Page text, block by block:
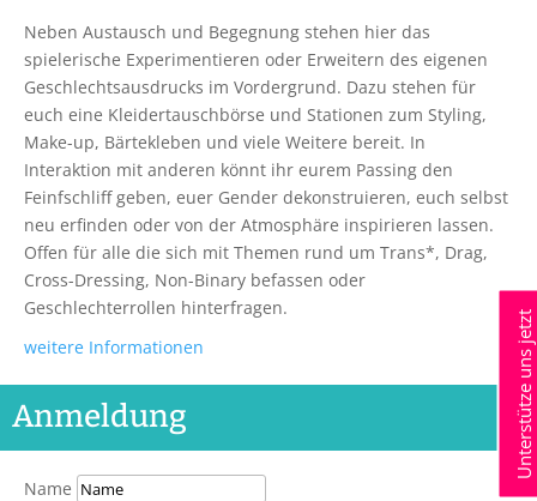
Neben Austausch und Begegnung stehen hier das
spielerische Experimentieren oder Erweitern des eigenen
Geschlechtsausdrucks im Vordergrund. Dazu stehen für
euch eine Kleidertauschbörse und Stationen zum Styling,
Make-up, Bärtekleben und viele Weitere bereit. In
Interaktion mit anderen könnt ihr eurem Passing den
Feinfschliff geben, euer Gender dekonstruieren, euch selbst
neu erfinden oder von der Atmosphäre inspirieren lassen.
Offen für alle die sich mit Themen rund um Trans*, Drag,
Cross-Dressing, Non-Binary befassen oder
Geschlechterrollen hinterfragen.
weitere Informationen
Anmeldung
Name
Unterstütze uns jetzt